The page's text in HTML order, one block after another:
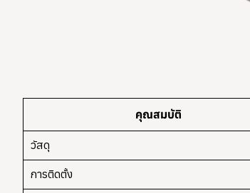
คุณสมบัติ
วัสดุ
การติดตั้ง